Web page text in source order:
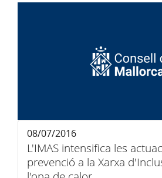
L'IMAS intensifica les
prevenció a la Xarxa
08/07/2016